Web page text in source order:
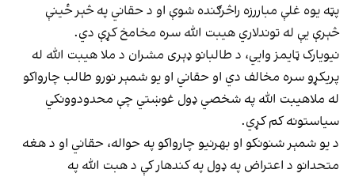
پټه یوه غلې مباررزه راڅرګنده شوې او د حقاني په څېر ځینې
څېرې یې له توندلاري هیبت الله سره مخامخ کړې دي.
نیویارک ټایمز وايي، د طالبانو ډېری مشران د ملا هیبت الله له
پریکړو سره مخالف دي او حقاني او یو شمېر نورو طالب چارواکو
له ملاهیبت الله په شخصي ډول غوښتي چې محدودوونکي
سیاستونه کم کړي.
د یو شمېر شنونکو او بهرنیو چارواکو په حواله، حقاني او د هغه
متحدانو د اعتراض په ډول په کندهار کې د هبت الله په